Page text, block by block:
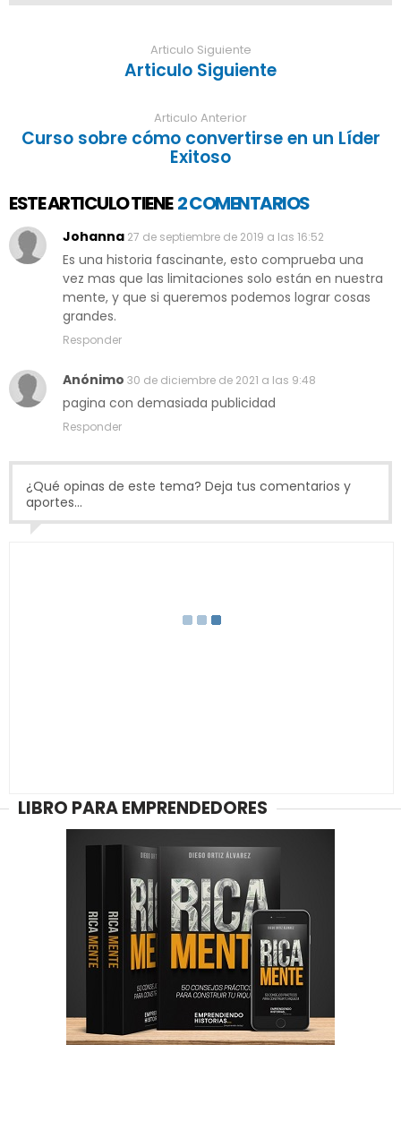
Articulo Siguiente
Articulo Siguiente
Articulo Anterior
Curso sobre cómo convertirse en un Líder
Exitoso
ESTE ARTICULO TIENE 2 COMENTARIOS
Johanna 27 de septiembre de 2019 a las 16:52
Es una historia fascinante, esto comprueba una
vez mas que las limitaciones solo están en nuestra
mente, y que si queremos podemos lograr cosas
grandes.
Responder
Anónimo 30 de diciembre de 2021 a las 9:48
pagina con demasiada publicidad
Responder
¿Qué opinas de este tema? Deja tus comentarios y
aportes...
LIBRO PARA EMPRENDEDORES